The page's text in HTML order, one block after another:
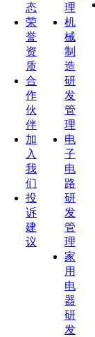
态
荣
誉
资
质
合
作
伙
伴
加
入
我
们
投
诉
建
议
理
机
械
制
造
研
发
管
理
电
子
电
路
研
发
管
理
家
用
电
器
研
发